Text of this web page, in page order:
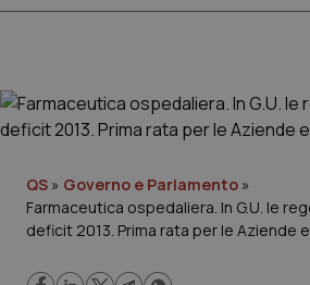
Governo e Parlamento
Regioni e Asl
QS » Governo e Parlamento »
Farmaceutica ospedaliera. In G.U. le
deficit 2013. Prima rata per le Aziende